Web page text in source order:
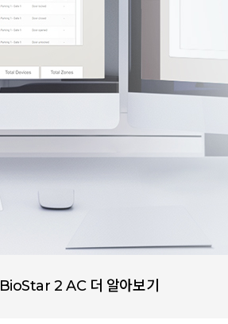
BioStar 2 AC 더 알아보기